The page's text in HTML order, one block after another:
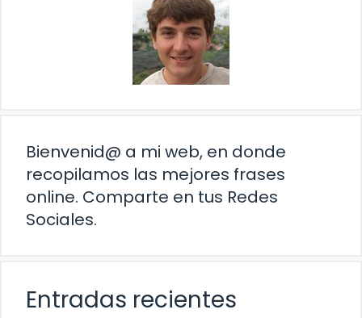
Bienvenid@ a mi web, en donde
recopilamos las mejores frases
online. Comparte en tus Redes
Sociales.
Entradas recientes